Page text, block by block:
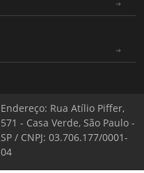
Endereço: Rua Atílio Piffer,
571 - Casa Verde, São Paulo -
SP / CNPJ: 03.706.177/0001-
04